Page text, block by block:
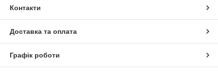
Контакти
Доставка та оплата
Графік роботи